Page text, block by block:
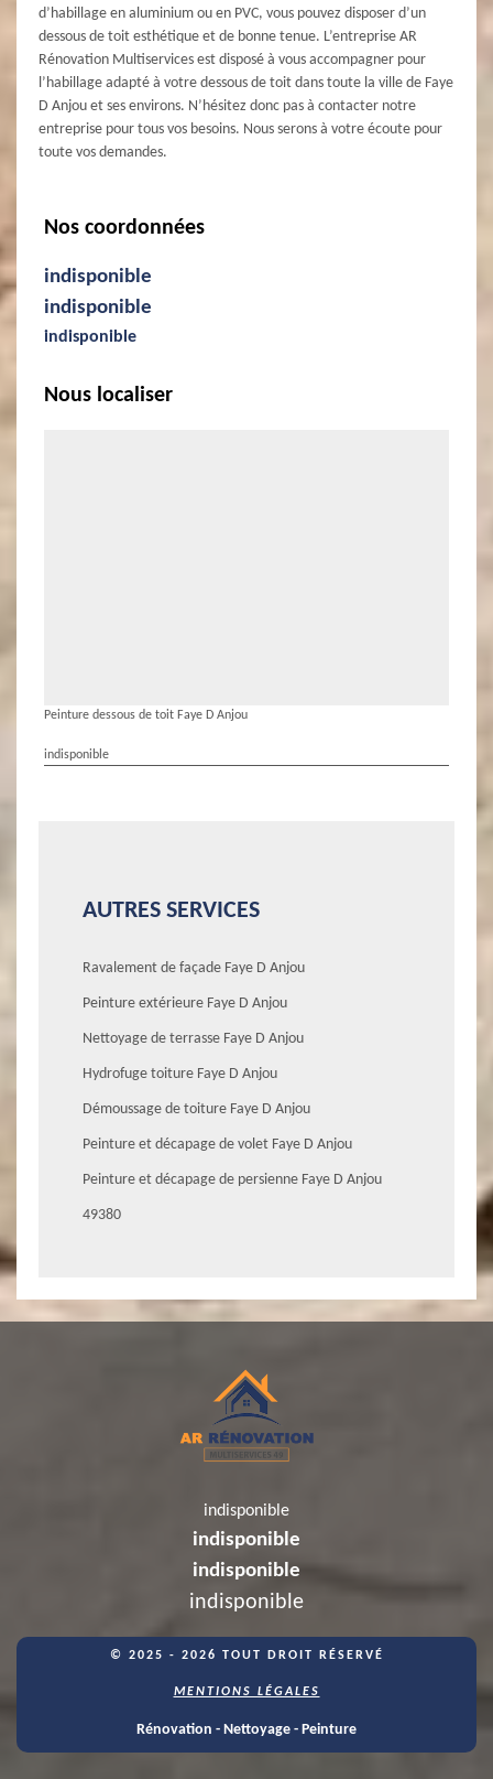
d’habillage en aluminium ou en PVC, vous pouvez disposer d’un
dessous de toit esthétique et de bonne tenue. L’entreprise AR
Rénovation Multiservices est disposé à vous accompagner pour
l’habillage adapté à votre dessous de toit dans toute la ville de Faye
D Anjou et ses environs. N’hésitez donc pas à contacter notre
entreprise pour tous vos besoins. Nous serons à votre écoute pour
toute vos demandes.
Nos coordonnées
indisponible
indisponible
indisponible
Nous localiser
Peinture dessous de toit Faye D Anjou
indisponible
AUTRES SERVICES
Ravalement de façade Faye D Anjou
Peinture extérieure Faye D Anjou
Nettoyage de terrasse Faye D Anjou
Hydrofuge toiture Faye D Anjou
Démoussage de toiture Faye D Anjou
Peinture et décapage de volet Faye D Anjou
Peinture et décapage de persienne Faye D Anjou
49380
indisponible
indisponible
indisponible
indisponible
© 2025 - 2026 TOUT DROIT RÉSERVÉ
MENTIONS LÉGALES
Rénovation - Nettoyage - Peinture